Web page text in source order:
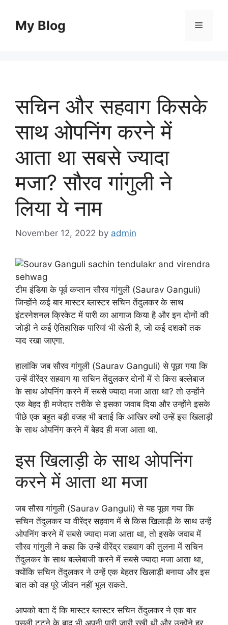
contentMy Blog Menu
सचिन और सहवाग किसके
साथ ओपनिंग करने में
आता था सबसे ज्यादा
मजा? सौरव गांगुली ने
लिया ये नाम
November 12, 2022 by admin
टीम इंडिया के पूर्व कप्तान सौरव गांगुली (Saurav Ganguli)
जिन्होंने कई बार मास्टर ब्लास्टर सचिन तेंदुलकर के साथ
इंटरनेशनल क्रिकेट में पारी का आगाज किया है और इन दोनों की
जोड़ी ने कई ऐतिहासिक पारियां भी खेली है, जो कई दशकों तक
याद रखा जाएगा.
हालांकि जब सौरव गांगुली (Saurav Ganguli) से पूछा गया कि
उन्हें वीरेंद्र सहवाग या सचिन तेंदुलकर दोनों में से किस बल्लेबाज
के साथ ओपनिंग करने में सबसे ज्यादा मजा आता था? तो उन्होंने
एक बेहद ही मजेदार तरीके से इसका जवाब दिया और उन्होंने इसके
पीछे एक बहुत बड़ी वजह भी बताई कि आखिर क्यों उन्हें इस खिलाड़ी
के साथ ओपनिंग करने में बेहद ही मजा आता था.
इस खिलाड़ी के साथ ओपनिंग
करने में आता था मजा
जब सौरव गांगुली (Saurav Ganguli) से यह पूछा गया कि
सचिन तेंदुलकर या वीरेंद्र सहवाग में से किस खिलाड़ी के साथ उन्हें
ओपनिंग करने में सबसे ज्यादा मजा आता था, तो इसके जवाब में
सौरव गांगुली ने कहा कि उन्हें वीरेंद्र सहवाग की तुलना में सचिन
तेंदुलकर के साथ बल्लेबाजी करने में सबसे ज्यादा मजा आता था,
क्योंकि सचिन तेंदुलकर ने उन्हें एक बेहतर खिलाड़ी बनाया और इस
बात को वह पूरे जीवन नहीं भूल सकते.
आपको बता दें कि मास्टर ब्लास्टर सचिन तेंदुलकर ने एक बार
पसली टूटने के बाद भी अपनी पारी जारी रखी थी और उन्होंने हर